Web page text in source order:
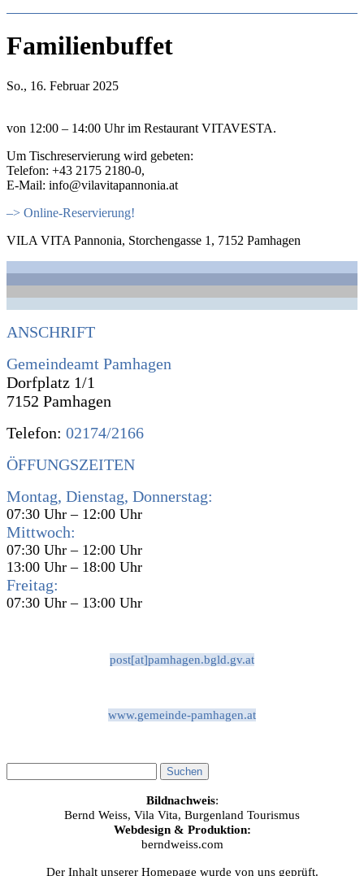
Familienbuffet
So., 16. Februar 2025
von 12:00 – 14:00 Uhr im Restaurant VITAVESTA.
Um Tischreservierung wird gebeten:
Telefon: +43 2175 2180-0,
E-Mail: info@vilavitapannonia.at
–> Online-Reservierung!
VILA VITA Pannonia, Storchengasse 1, 7152 Pamhagen
ANSCHRIFT
Gemeindeamt Pamhagen
Dorfplatz 1/1
7152 Pamhagen
Telefon: 02174/2166
ÖFFUNGSZEITEN
Montag, Dienstag, Donnerstag:
07:30 Uhr – 12:00 Uhr
Mittwoch:
07:30 Uhr – 12:00 Uhr
13:00 Uhr – 18:00 Uhr
Freitag:
07:30 Uhr – 13:00 Uhr
post[at]pamhagen.bgld.gv.at
www.gemeinde-pamhagen.at
Bildnachweis:
Bernd Weiss, Vila Vita, Burgenland Tourismus
Webdesign & Produktion:
berndweiss.com
Der Inhalt unserer Homepage wurde von uns geprüft.